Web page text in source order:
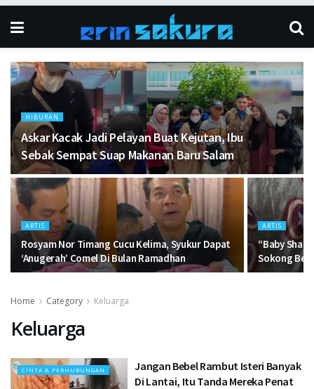
HIBURAN
Askar Kacak Jadi Pelayan Buat Kejutan, Ibu
Sebak Sempat Suap Makanan Baru Salam
ARTIS
Rosyam Nor Timang Cucu Kelima, Syukur Dapat
‘Anugerah’ Comel Di Bulan Ramadhan
ARTIS
“Baby
Sokong Beli
Home Category Keluarga
Keluarga
CINTA & PERHUBUNGAN
Jangan Bebel Rambut Isteri Banyak
Di Lantai, Itu Tanda Mereka Penat